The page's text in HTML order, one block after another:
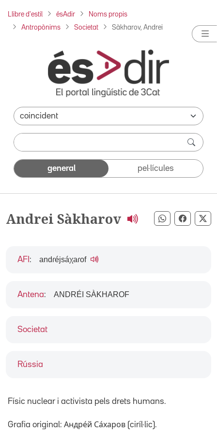
Llibre d'estil ésAdir Noms propis
Antropònims Societat Sàkharov, Andrei
general pel·lícules
Andrei Sàkharov Compartir
Societat
Rússia
AFI : andɾéjsáχaɾof
Antena: ANDRÉI SÀKHAROF
Físic nuclear i activista pels drets humans.
Grafia original: Андре́й Са́харов (ciríl·lic).